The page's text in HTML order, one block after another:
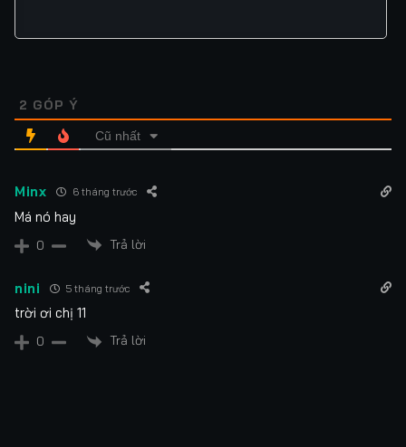
2 GÓP Ý
Cũ nhất
Minx 6 tháng trước
Má nó hay
0 Trả lời
nini 5 tháng trước
trời ơi chị 11
0 Trả lời